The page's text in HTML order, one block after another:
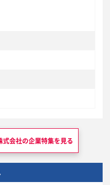
式会社の企業特集を見る